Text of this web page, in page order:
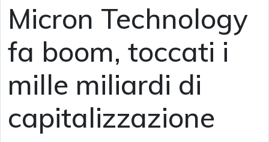
Micron Technology
fa boom, toccati i
mille miliardi di
capitalizzazione